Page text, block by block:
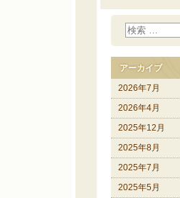
アーカイブ
2026年7月
2026年4月
2025年12月
2025年8月
2025年7月
2025年5月